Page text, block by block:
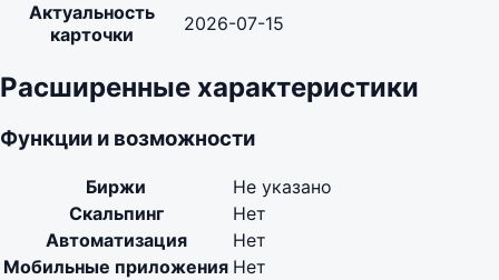
Актуальность
карточки
2026-07-15
Расширенные характеристики
Функции и возможности
Биржи
Не указано
Скальпинг
Нет
Автоматизация
Нет
Мобильные приложения Нет